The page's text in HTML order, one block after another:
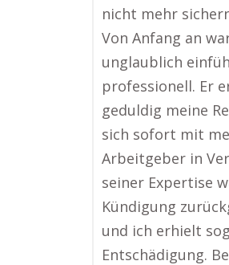
nicht mehr
Von Anfang an
unglaublich
professionell. Er
geduldig meine
sich sofort mit
Arbeitgeber in
seiner Expertise
Kündigung
und ich erhielt
Entschädigung.